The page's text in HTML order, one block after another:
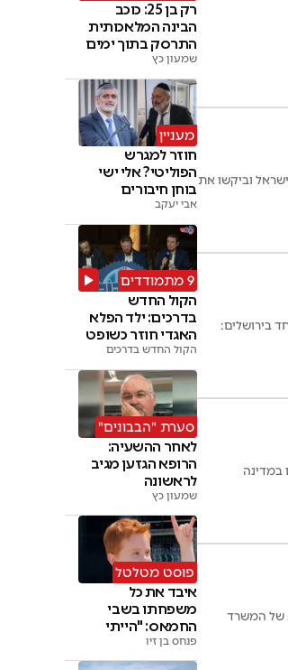
וביקשו את
בירושלים:
במדינה
של המשרד
רק בן 25: כוכב
הבינה המלאכותית
התרסק בתוך ימים
שמעון כץ
מעניין
חוזר למגרש
הפוליטי? אלי ישי
בוחן חיבורים
אבי יעקב
9 מתמודדים
הקול החדש
בדרכים: ילד הפלא
האגדי חוזר כשופט
• צפו
הקול החדש בדרכים
סערת "הבבונים"
לאחר ההשעיה:
הרופא הגזען מגיב
לראשונה
שמעון כץ
פוסט מטלטל
איבד את כל
משפחתו בשבי
החמאס: "הייתי
מוותר על החיים"
פנחס בן זיו